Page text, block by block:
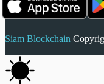
Siam Blockchain